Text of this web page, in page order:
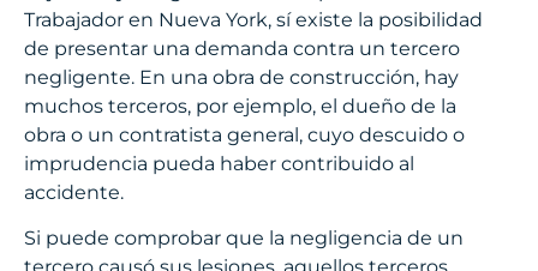
Trabajador en Nueva York, sí existe la posibilidad
de presentar una demanda contra un tercero
negligente. En una obra de construcción, hay
muchos terceros, por ejemplo, el dueño de la
obra o un contratista general, cuyo descuido o
imprudencia pueda haber contribuido al
accidente.
Si puede comprobar que la negligencia de un